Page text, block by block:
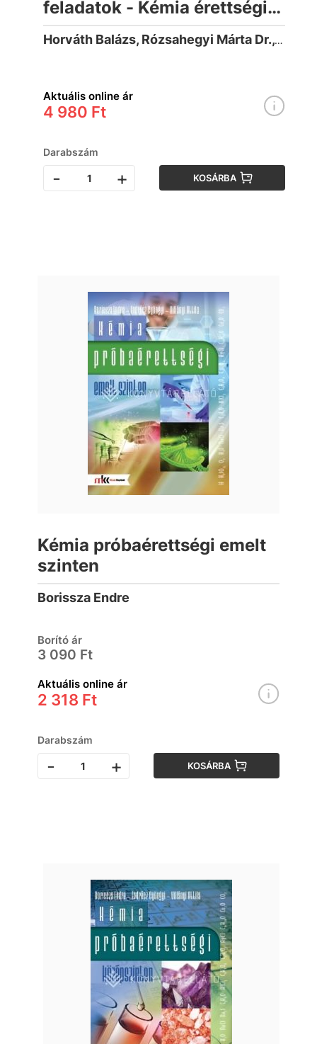
feladatok - Kémia érettségire
készülőknek (2024-től
érvényes követelmények)
Horváth Balázs, Rózsahegyi Márta Dr., Tamássyiné Dr. Wajand Judit
Aktuális online ár
4 980 Ft
Darabszám
- + KOSÁRBA
Kémia próbaérettségi emelt
szinten
Borissza Endre
Borító ár
3 090 Ft
Aktuális online ár
2 318 Ft
Darabszám
- + KOSÁRBA